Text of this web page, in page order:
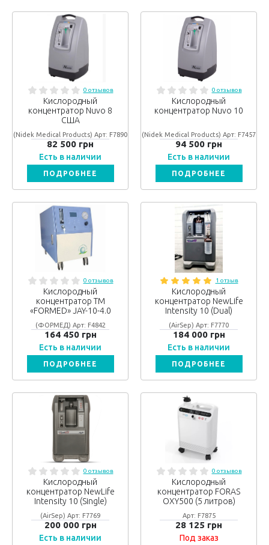
0 отзывов
Кислородный
концентратор Nuvo 8
США
(Nidek Medical Products) Арт: F7890
82 500 грн
Есть в наличии
ПОДРОБНЕЕ
0 отзывов
Кислородный
концентратор Nuvo 10
(Nidek Medical Products) Арт: F7457
94 500 грн
Есть в наличии
ПОДРОБНЕЕ
0 отзывов
Кислородный
концентратор ТМ
«FORMED» JAY-10-4.0
(ФОРМЕД) Арт: F4842
164 450 грн
Есть в наличии
ПОДРОБНЕЕ
1 отзыв
Кислородный
концентратор NewLife
Intensity 10 (Dual)
(AirSep) Арт: F7770
184 000 грн
Есть в наличии
ПОДРОБНЕЕ
0 отзывов
Кислородный
концентратор NewLife
Intensity 10 (Single)
(AirSep) Арт: F7769
200 000 грн
Есть в наличии
0 отзывов
Кислородный
концентратор FORAS
OXY500 (5 литров)
Арт: F7875
28 125 грн
Под заказ